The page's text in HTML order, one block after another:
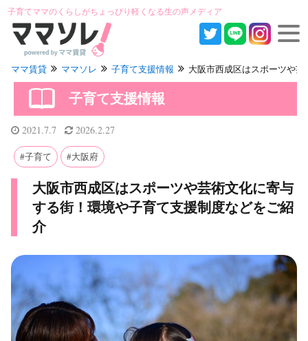
子育てママのくらしがちょっぴり軽くなる生の声メディア
ママ賃貸 ママソレ 子育て支援情報 大阪市西成区はスポーツや
子育て支援情報
2021.7.7 2026.2.27
子育て 大阪府
大阪市西成区はスポーツや芸術文化に寄与
する街！環境や子育て支援制度などをご紹
介